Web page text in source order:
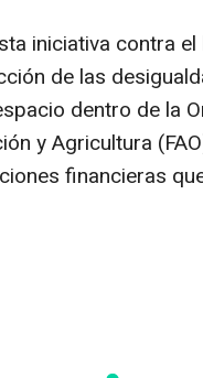
iniciativa contra
de las
dentro de la
y Agricultura
financieras